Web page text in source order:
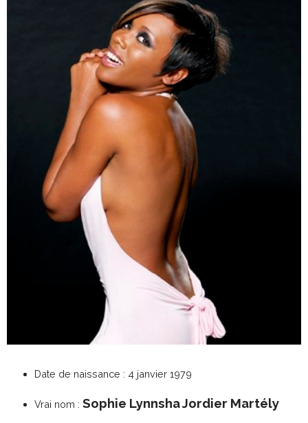
Date de naissance : 4 janvier 1979
Vrai nom : Sophie Lynnsha Jordier Martély